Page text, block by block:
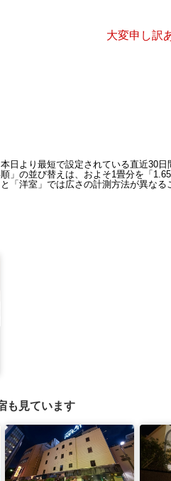
大変申し訳
日より最短で設定されている直近30日
」の並び替えは、およそ1畳分を「
「洋室」では広さの計測方法が異な
も見ています